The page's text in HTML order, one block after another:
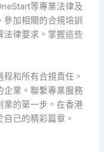
等專業法律及
加相關的合規培訓
法律要求。掌握這些
和所有合規責任。
企業。聯繫專業服務
業的第一步。在香港
己的精彩篇章。